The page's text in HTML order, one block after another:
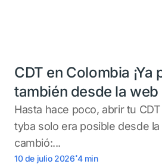
CDT en Colombia
también desde la
Hasta hace poco, abrir tu
tyba solo era posible desde la
cambió:...
10 de julio 2026.4 min